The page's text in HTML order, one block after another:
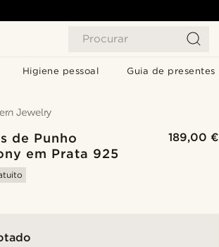
Procurar
Higiene pessoal Guia de presentes
de Punho
em Prata 925
189,00 €